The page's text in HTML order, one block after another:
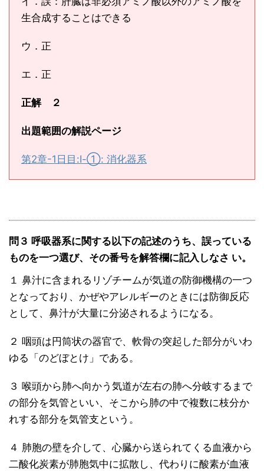
生合成することはできる
ウ．正
エ．正
正解 ２
出題範囲の解説ページ
第2章-1日目:Ⅰ-①: 消化器系
問３ 呼吸器系に関する以下の記述のうち、誤っている
ものを一つ選び、その番号を解答欄に記入しなさ い。
１ 鼻汁に含まれるリゾチームが気道の防御機構の一つ
となっており、かぜやアレルギーのときには防御反応
として、鼻汁が大量に分泌されるようになる。
２ 咽頭は円筒状の器官で、軟骨の突起した部分がいわ
ゆる「のどぼとけ」である。
３ 喉頭から肺へ向かう気道が左右の肺へ分岐するまで
の部分を気管といい、そこから肺の中で複数に枝分か
れする部分を気管支という。
４ 肺胞の壁を介して、心臓から送られてくる血液から
二酸化炭素が肺胞気中に拡散し、代わりに酸素が血液